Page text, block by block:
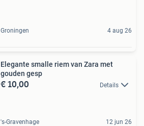
Groningen 4 aug 26
Elegante smalle riem van Zara met
gouden gesp
€ 10,00 Details
's-Gravenhage 12 jun 26